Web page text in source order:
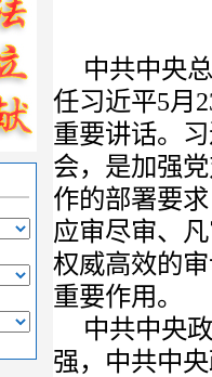
中共中央
任习近平5月
重要讲话。
会，是加强
作的部署要
应审尽审、
权威高效的
重要作用。
中共中央
强，中共中